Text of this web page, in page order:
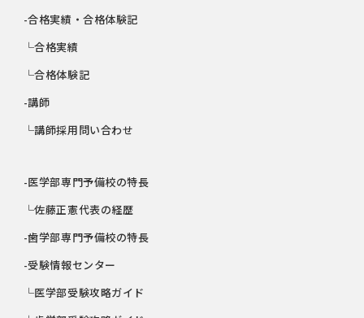
-合格実績・合格体験記
└合格実績
└合格体験記
-講師
└講師採用問い合わせ
-医学部専門予備校の特長
└佐藤正憲代表の経歴
-歯学部専門予備校の特長
-受験情報センター
└医学部受験攻略ガイド